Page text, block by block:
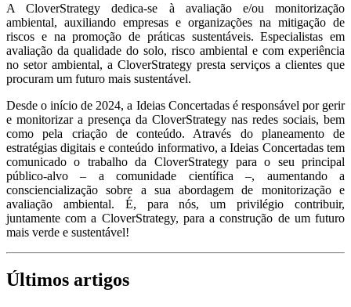
A CloverStrategy dedica-se à avaliação e/ou monitorização
ambiental, auxiliando empresas e organizações na mitigação de
riscos e na promoção de práticas sustentáveis. Especialistas em
avaliação da qualidade do solo, risco ambiental e com experiência
no setor ambiental, a CloverStrategy presta serviços a clientes que
procuram um futuro mais sustentável.
Desde o início de 2024, a Ideias Concertadas é responsável por gerir
e monitorizar a presença da CloverStrategy nas redes sociais, bem
como pela criação de conteúdo. Através do planeamento de
estratégias digitais e conteúdo informativo, a Ideias Concertadas tem
comunicado o trabalho da CloverStrategy para o seu principal
público-alvo – a comunidade científica –, aumentando a
consciencialização sobre a sua abordagem de monitorização e
avaliação ambiental. É, para nós, um privilégio contribuir,
juntamente com a CloverStrategy, para a construção de um futuro
mais verde e sustentável!
Últimos artigos